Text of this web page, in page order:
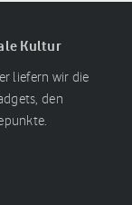
Kultur
liefern wir die
den